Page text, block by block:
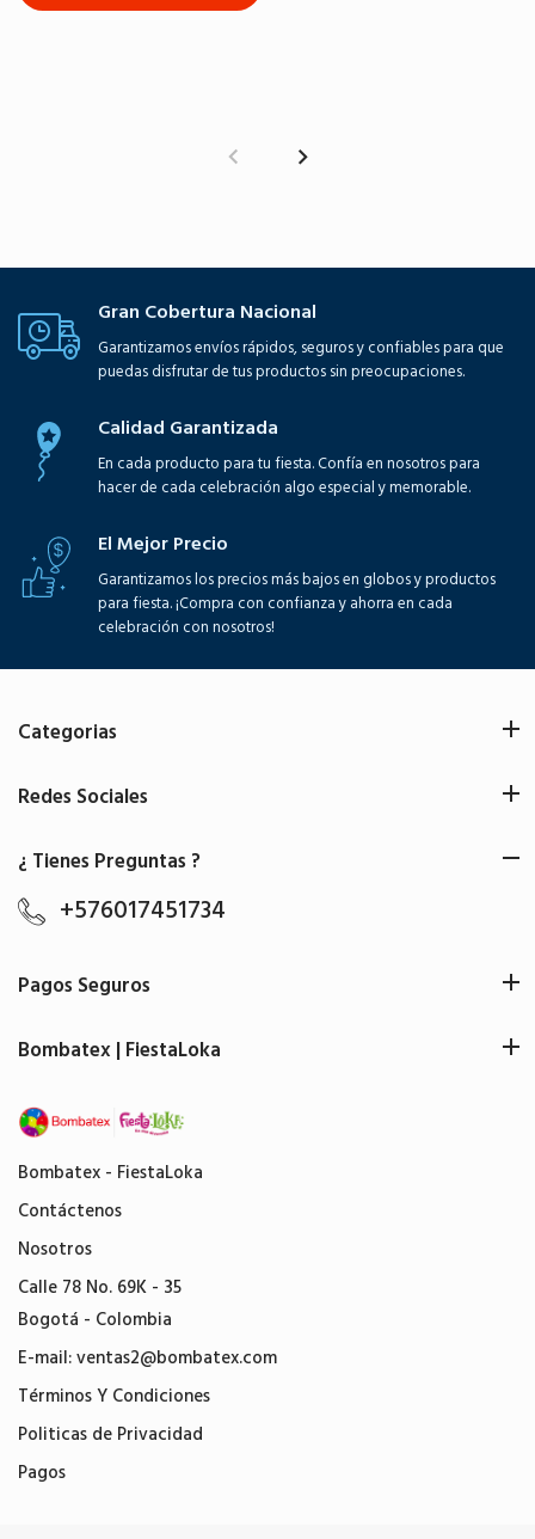
Gran Cobertura Nacional
Garantizamos envíos rápidos, seguros y confiables para que
puedas disfrutar de tus productos sin preocupaciones.
Calidad Garantizada
En cada producto para tu fiesta. Confía en nosotros para
hacer de cada celebración algo especial y memorable.
El Mejor Precio
Garantizamos los precios más bajos en globos y productos
para fiesta. ¡Compra con confianza y ahorra en cada
celebración con nosotros!
Bombatex - FiestaLoka
Contáctenos
Nosotros
Calle 78 No. 69K - 35
Bogotá - Colombia
E-mail:ventas2@bombatex.com
Términos Y Condiciones
Politicas de Privacidad
Pagos
Categorias
Redes Sociales
¿ Tienes Preguntas ?
+576017451734
Pagos Seguros
Bombatex | FiestaLoka